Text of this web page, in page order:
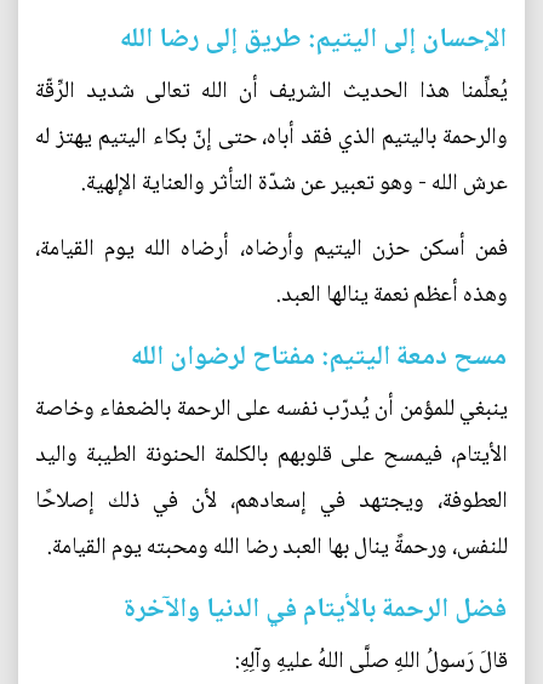
الإحسان إلى اليتيم: طريق إلى رضا الله
يُعلِّمنا هذا الحديث الشريف أن الله تعالى شديد الرِّقّة
والرحمة باليتيم الذي فقد أباه، حتى إنّ بكاء اليتيم يهتز له
عرش الله - وهو تعبير عن شدّة التأثر والعناية الإلهية.
فمن أسكن حزن اليتيم وأرضاه، أرضاه الله يوم القيامة،
وهذه أعظم نعمة ينالها العبد.
مسح دمعة اليتيم: مفتاح لرضوان الله
ينبغي للمؤمن أن يُدرّب نفسه على الرحمة بالضعفاء وخاصة
الأيتام، فيمسح على قلوبهم بالكلمة الحنونة الطيبة واليد
العطوفة، ويجتهد في إسعادهم، لأن في ذلك إصلاحًا
للنفس، ورحمةً ينال بها العبد رضا الله ومحبته يوم القيامة.
فضل الرحمة بالأيتام في الدنيا والآخرة
قالَ رَسولُ اللهِ صلَّى اللهُ عليهِ وآلِهِ: